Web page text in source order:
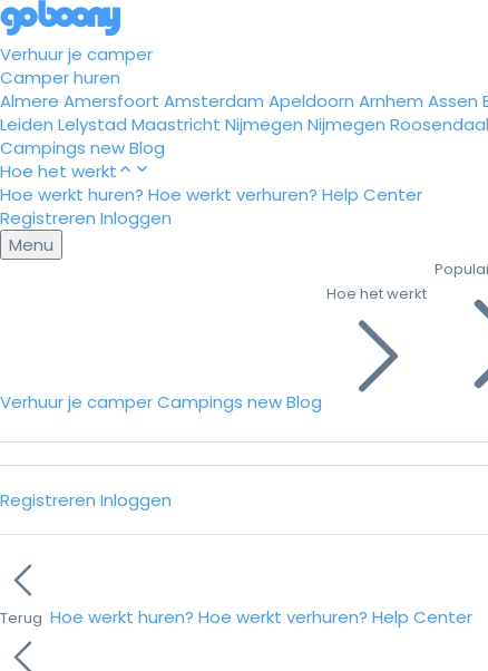
Verhuur je camper
Camper huren
Almere Amersfoort Amsterdam Apeldoorn Arnhem Assen
Leiden Lelystad Maastricht Nijmegen Nijmegen Roosendaal
Campings newBlog
Hoe het werkt
Hoe werkt huren? Hoe werkt verhuren? Help Center
Registreren Inloggen
Menu
Verhuur je camperCampings newBlog
Hoe het werkt
Registreren Inloggen
Terug Hoe werkt huren? Hoe werkt verhuren? Help Center